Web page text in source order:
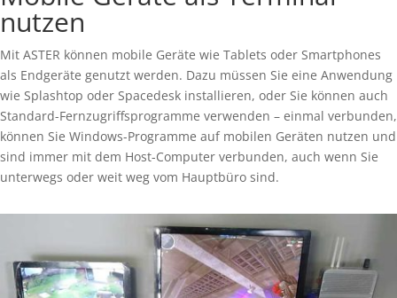
nutzen
Mit ASTER können mobile Geräte wie Tablets oder Smartphones
als Endgeräte genutzt werden. Dazu müssen Sie eine Anwendung
wie Splashtop oder Spacedesk installieren, oder Sie können auch
Standard-Fernzugriffsprogramme verwenden – einmal verbunden,
können Sie Windows-Programme auf mobilen Geräten nutzen und
sind immer mit dem Host-Computer verbunden, auch wenn Sie
unterwegs oder weit weg vom Hauptbüro sind.